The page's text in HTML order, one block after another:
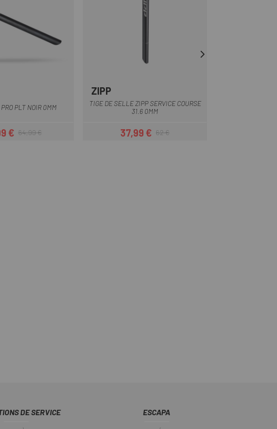
PLT NOIR 0MM
Prix
€Prix habituel
64,99 €
ZIPP
TIGE DE SELLE ZIPP SERVICE COURSE
31.6 0MM
Prix
37,99 €Prix habituel
62 €
DE SERVICE ESCAPA